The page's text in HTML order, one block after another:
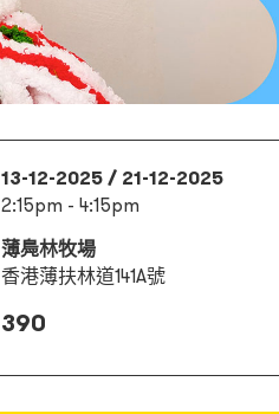
13-12-2025 / 21-12-2025
2:15pm - 4:15pm
薄鳧林牧場
香港薄扶林道141A號
390